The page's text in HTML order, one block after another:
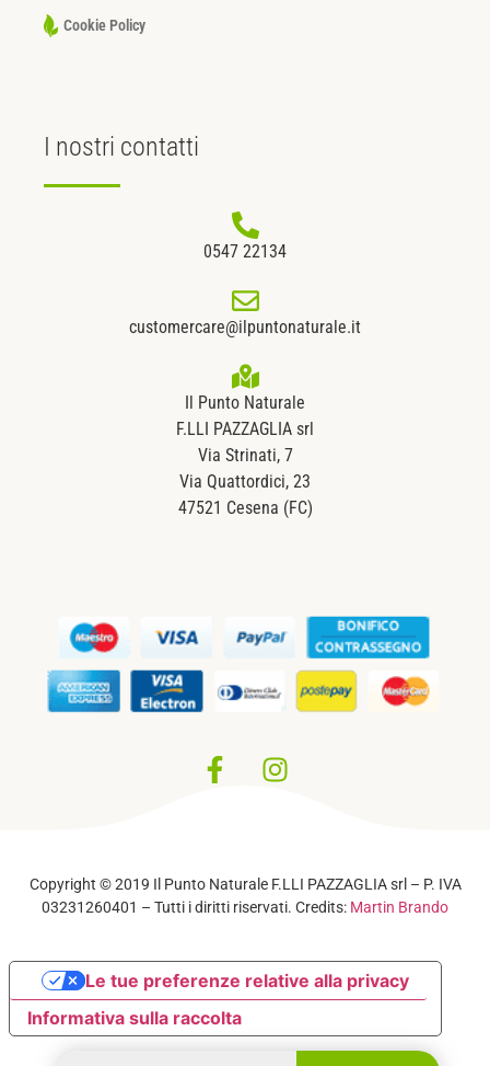
Cookie Policy
I nostri contatti
0547 22134
customercare@ilpuntonaturale.it
Il Punto Naturale
F.LLI PAZZAGLIA srl
Via Strinati, 7
Via Quattordici, 23
47521 Cesena (FC)
Copyright © 2019 Il Punto Naturale F.LLI PAZZAGLIA srl – P. IVA
03231260401 – Tutti i diritti riservati. Credits: Martin Brando
Informativa sulla raccolta
Le tue preferenze relative alla privacy